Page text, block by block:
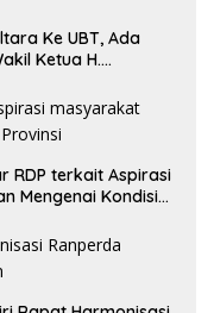
Ke UBT, Ada
Ketua H.
RDP terkait Aspirasi
Mengenai Kondisi